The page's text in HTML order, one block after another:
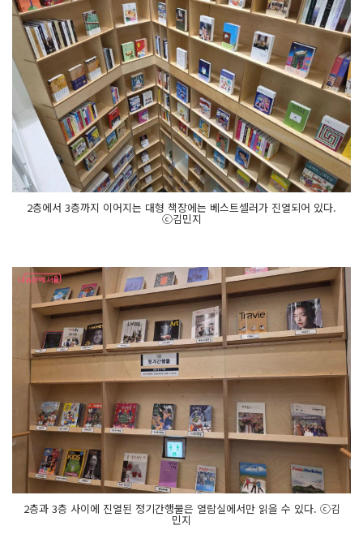
2층에서 3층까지 이어지는 대형 책장에는 베스트셀러가 진열되어 있다.
ⓒ김민지
2층과 3층 사이에 진열된 정기간행물은 열람실에서만 읽을 수 있다. ⓒ김
민지